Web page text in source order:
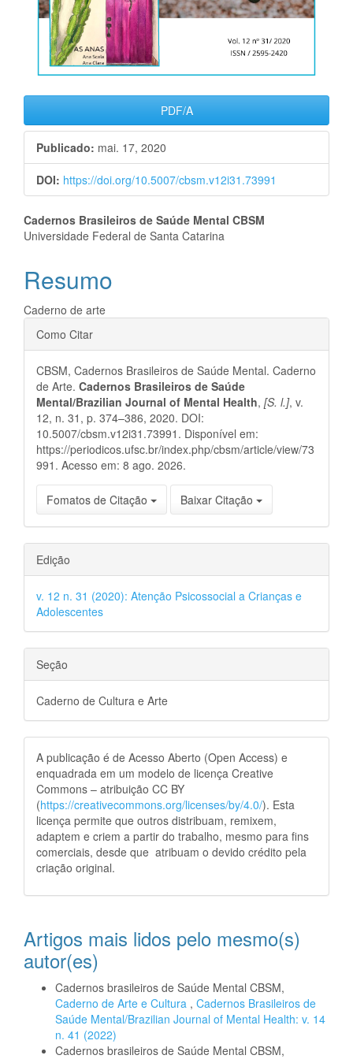
PDF/A
Publicado: mai. 17, 2020
DOI: https://doi.org/10.5007/cbsm.v12i31.73991
Conteúdo
artigo
principal
Cadernos Brasileiros de Saúde Mental CBSM
Universidade Federal de Santa Catarina
Resumo
Caderno de arte
Detalhes
do
artigo
Como Citar
CBSM, Cadernos Brasileiros de Saúde Mental. Caderno
de Arte. Cadernos Brasileiros de Saúde
Mental/Brazilian Journal of Mental Health, [S. l.], v.
12, n. 31, p. 374–386, 2020. DOI:
10.5007/cbsm.v12i31.73991. Disponível em:
https://periodicos.ufsc.br/index.php/cbsm/article/view/73
991. Acesso em: 8 ago. 2026.
Fomatos de Citação Baixar Citação
Edição
v. 12 n. 31 (2020): Atenção Psicossocial a Crianças e
Adolescentes
Seção
Caderno de Cultura e Arte
A publicação é de Acesso Aberto (Open Access) e
enquadrada em um modelo de licença Creative
Commons – atribuição CC BY
(https://creativecommons.org/licenses/by/4.0/). Esta
licença permite que outros distribuam, remixem,
adaptem e criem a partir do trabalho, mesmo para fins
comerciais, desde que atribuam o devido crédito pela
criação original.
Artigos mais lidos pelo mesmo(s)
autor(es)
Cadernos brasileiros de Saúde Mental CBSM,
Caderno de Arte e Cultura , Cadernos Brasileiros de
Saúde Mental/Brazilian Journal of Mental Health: v. 14
n. 41 (2022)
Cadernos brasileiros de Saúde Mental CBSM,